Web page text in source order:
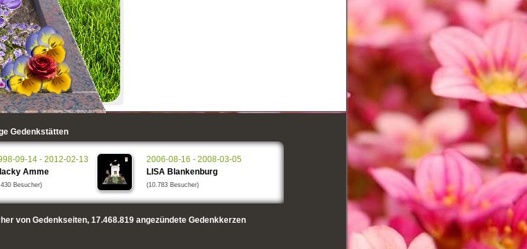
Gedenkstätten
09-14 - 2012-02-13
Amme
Besucher)
2006-08-16 - 2008-03-05
LISA Blankenburg
(10.783 Besucher)
von Gedenkseiten, 17.468.819angezündete Gedenkkerzen